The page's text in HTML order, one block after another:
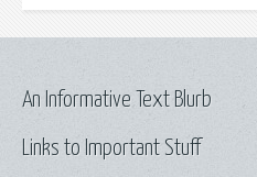
Links to Important Stuff
An Informative Text Blurb